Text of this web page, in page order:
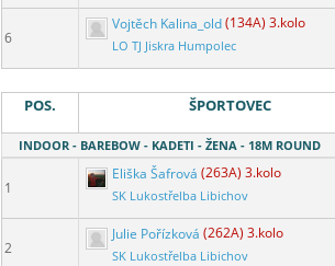
6
Vojtěch Kalina_old(134A) 3.kolo
LO TJ Jiskra Humpolec
POS. ŠPORTOVEC
INDOOR - BAREBOW - KADETI - ŽENA - 18M ROUND
1
Eliška Šafrová (263A) 3.kolo
SK Lukostřelba Libichov
2
Julie Pořízková (262A) 3.kolo
SK Lukostřelba Libichov